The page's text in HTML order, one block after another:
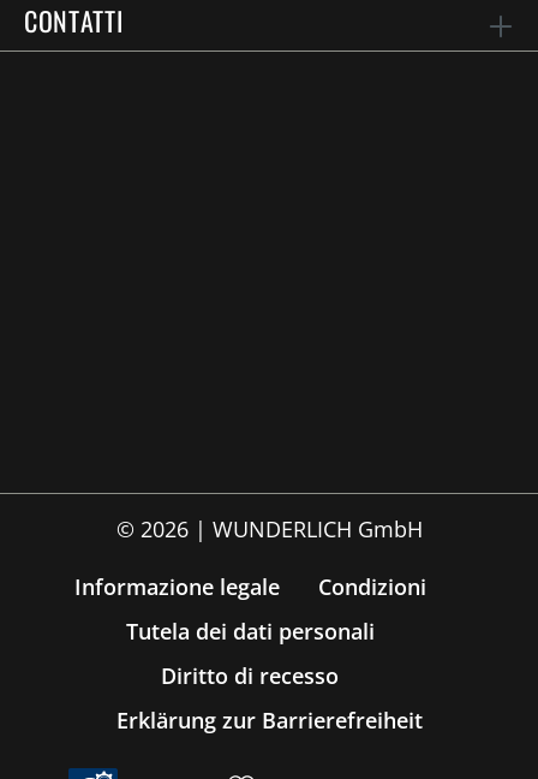
CONTATTI
© 2026 | WUNDERLICH GmbH
Informazione legale
Condizioni
Tutela dei dati personali
Diritto di recesso
Erklärung zur Barrierefreiheit